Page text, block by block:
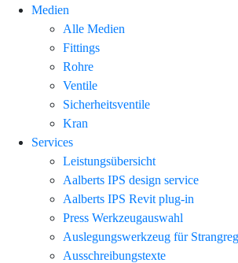
Medien
Alle Medien
Fittings
Rohre
Ventile
Sicherheitsventile
Kran
Services
Leistungsübersicht
Aalberts IPS design service
Aalberts IPS Revit plug-in
Press Werkzeugauswahl
Auslegungswerkzeug für
Ausschreibungstexte